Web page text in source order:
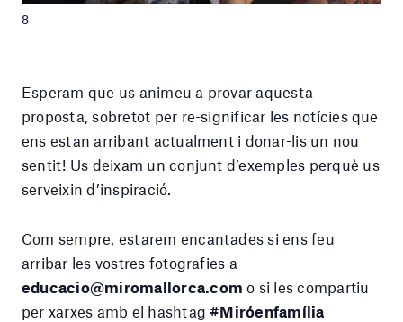
8
Esperam que us animeu a provar aquesta
proposta, sobretot per re-significar les notícies que
ens estan arribant actualment i donar-lis un nou
sentit! Us deixam un conjunt d’exemples perquè us
serveixin d’inspiració.
Com sempre, estarem encantades si ens feu
arribar les vostres fotografies a
educacio@miromallorca.com o si les compartiu
per xarxes amb el hashtag#Miróenfamília